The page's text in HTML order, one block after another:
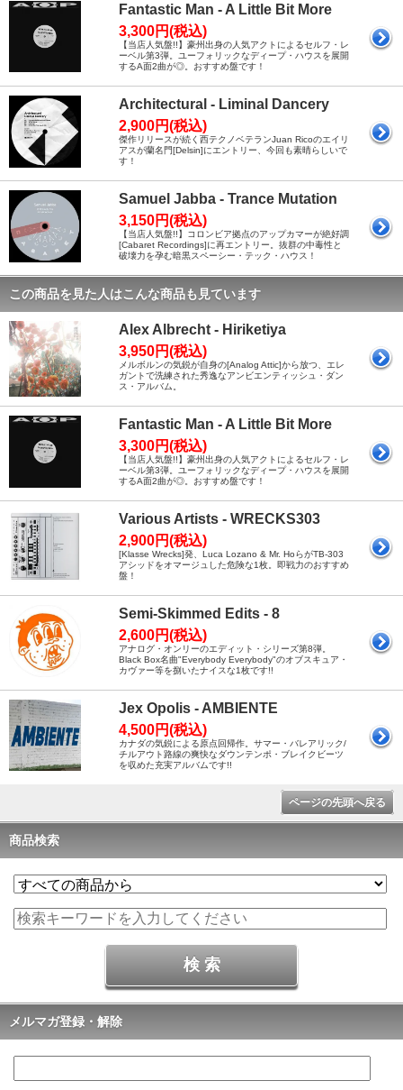
Fantastic Man - A Little Bit More
3,300円(税込)
【当店人気盤!!】豪州出身の人気アクトによるセルフ・レ
ーベル第3弾。ユーフォリックなディープ・ハウスを展開
するA面2曲が◎。おすすめ盤です！
Architectural - Liminal Dancery
2,900円(税込)
傑作リリースが続く西テクノベテランJuan Ricoのエイリ
アスが蘭名門[Delsin]にエントリー、今回も素晴らしいで
す！
Samuel Jabba - Trance Mutation
3,150円(税込)
【当店人気盤!!】コロンビア拠点のアップカマーが絶好調
[Cabaret Recordings]に再エントリー。抜群の中毒性と
破壊力を孕む暗黒スペーシー・テック・ハウス！
この商品を見た人はこんな商品も見ています
Alex Albrecht - Hiriketiya
3,950円(税込)
メルボルンの気鋭が自身の[Analog Attic]から放つ、エレ
ガントで洗練された秀逸なアンビエンティッシュ・ダン
ス・アルバム。
Fantastic Man - A Little Bit More
3,300円(税込)
【当店人気盤!!】豪州出身の人気アクトによるセルフ・レ
ーベル第3弾。ユーフォリックなディープ・ハウスを展開
するA面2曲が◎。おすすめ盤です！
Various Artists - WRECKS303
2,900円(税込)
[Klasse Wrecks]発、Luca Lozano & Mr. HoらがTB-303
アシッドをオマージュした危険な1枚。即戦力のおすすめ
盤！
Semi-Skimmed Edits - 8
2,600円(税込)
アナログ・オンリーのエディット・シリーズ第8弾。
Black Box名曲"Everybody Everybody"のオブスキュア・
カヴァー等を捌いたナイスな1枚です!!
Jex Opolis - AMBIENTE
4,500円(税込)
カナダの気鋭による原点回帰作。サマー・バレアリック/
チルアウト路線の爽快なダウンテンポ・ブレイクビーツ
を収めた充実アルバムです!!
ページの先頭へ戻る
商品検索
メルマガ登録・解除